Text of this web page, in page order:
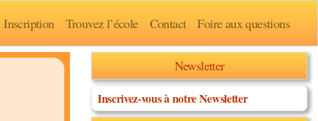
Inscription Trouvez l’école Contact Foire aux questions
Newsletter
Inscrivez-vous à notre Newsletter